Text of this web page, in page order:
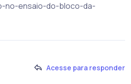
no-ensaio-do-bloco-da-
Acesse para responder